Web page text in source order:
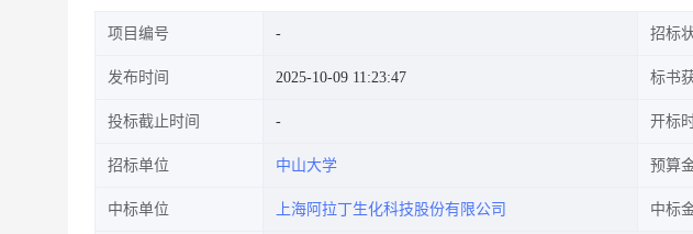
项目编号 招标
发布时间 2025-10-09 11:23:47 标书
投标截止时间 开标
招标单位 中山大学 预算
中标单位 上海阿拉丁生化科技股份有限公司 中标